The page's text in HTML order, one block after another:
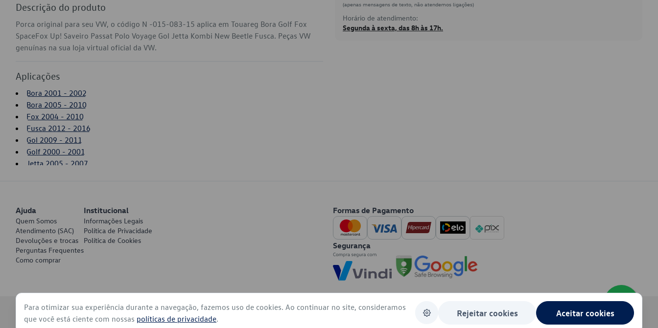
Descrição do produto
Porca original para seu VW, o código N -015-083-15 aplica em Touareg Bora Golf Fox
SpaceFox Up! Saveiro Passat Polo Voyage Gol Jetta Kombi New Beetle Fusca. Peças VW
genuínas na sua loja virtual oficial da VW.
Aplicações
Bora 2001 - 2002
Bora 2005 - 2010
Fox 2004 - 2010
Fusca 2012 - 2016
Gol 2009 - 2011
Golf 2000 - 2001
Jetta 2005 - 2007
Passat 1995 - 1997
Polo 1997 - 2000
Saveiro 2010 - 2011
SpaceFox 2006 - 2010
Touareg 2004 - 2005
(apenas mensagens de texto, não atendemos ligações)
Horário de atendimento:
Segunda à sexta, das 8h às 17h.
Ajuda
Quem Somos
Atendimento (SAC)
Devoluções e trocas
Perguntas Frequentes
Como comprar
Institucional
Informações Legais
Política de Privacidade
Política de Cookies
Formas de Pagamento
Segurança
© 2026 - Volkswagen do Brasil - Todos os direitos reservados
Para otimizar sua experiência durante a navegação, fazemos uso de cookies. Ao continuar no site, consideramos
que você está ciente com nossas políticas de privacidade.
Rejeitar cookies Aceitar cookies